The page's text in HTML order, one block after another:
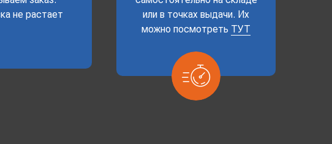
не растает
или в точках выдачи. Их
можно посмотреть ТУТ